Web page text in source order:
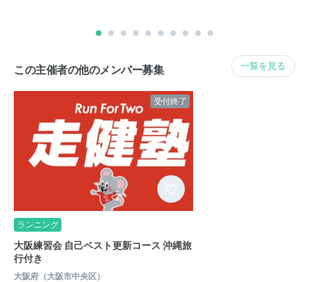
この主催者の他のメンバー募集 一覧を見る
受付終了
ランニング
大阪練習会 自己ベスト更新コース 沖縄旅
行付き
大阪府（大阪市中央区）